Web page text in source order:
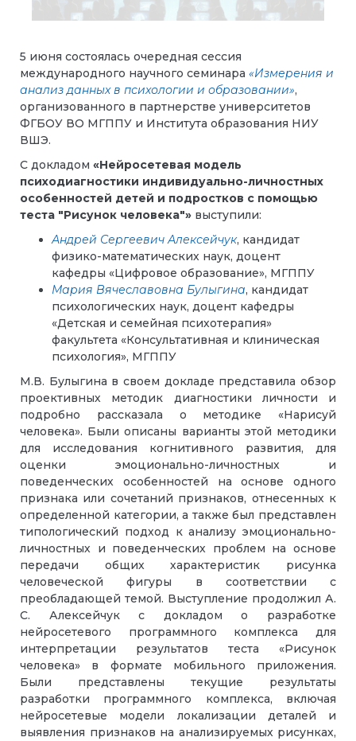
5 июня состоялась очередная сессия
международного научного семинара «Измерения и
анализ данных в психологии и образовании»,
организованного в партнерстве университетов
ФГБОУ ВО МГППУ и Института образования НИУ
ВШЭ.
С докладом «Нейросетевая модель
психодиагностики индивидуально-личностных
особенностей детей и подростков с помощью
теста "Рисунок человека"» выступили:
Андрей Сергеевич Алексейчук, кандидат
физико-математических наук, доцент
кафедры «Цифровое образование», МГППУ
Мария Вячеславовна Булыгина, кандидат
психологических наук, доцент кафедры
«Детская и семейная психотерапия»
факультета «Консультативная и клиническая
психология», МГППУ
М.В. Булыгина в своем докладе представила обзор
проективных методик диагностики личности и
подробно рассказала о методике «Нарисуй
человека». Были описаны варианты этой методики
для исследования когнитивного развития, для
оценки эмоционально-личностных и
поведенческих особенностей на основе одного
признака или сочетаний признаков, отнесенных к
определенной категории, а также был представлен
типологический подход к анализу эмоционально-
личностных и поведенческих проблем на основе
передачи общих характеристик рисунка
человеческой фигуры в соответствии с
преобладающей темой. Выступление продолжил А.
С. Алексейчук с докладом о разработке
нейросетевого программного комплекса для
интерпретации результатов теста «Рисунок
человека» в формате мобильного приложения.
Были представлены текущие результаты
разработки программного комплекса, включая
нейросетевые модели локализации деталей и
выявления признаков на анализируемых рисунках,